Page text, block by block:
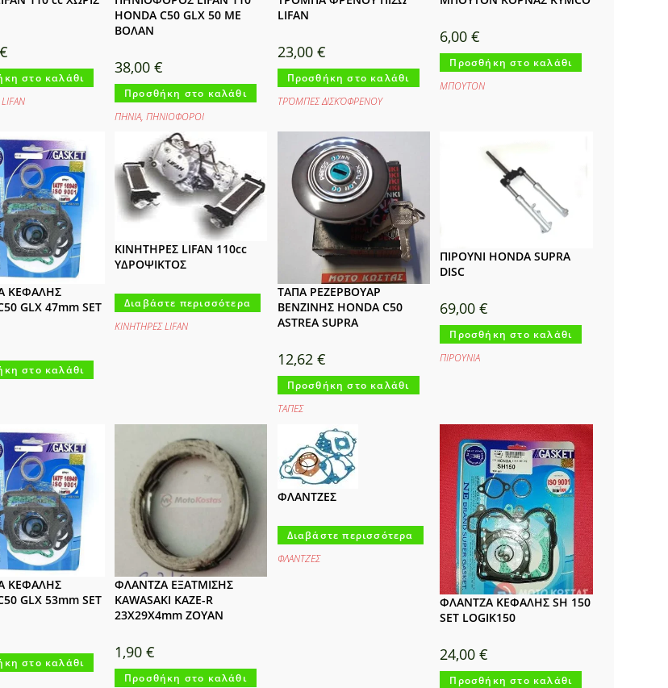
€
στο καλάθι
HONDA C50 GLX 50 ΜΕ
ΒΟΛΑΝ
38,00€
Προσθήκη στο καλάθι
ΠΗΝΙΑ,ΠΗΝΙΟΦΟΡΟΙ
LIFAN
23,00 €
Προσθήκη στο καλάθι
ΤΡΌΜΠΕΣ ΔΙΣΚΌΦΡΕΝΟΥ
6,00€
Προσθήκη στο καλάθι
ΜΠΟΥΤΟΝ
ΚΕΦΑΛΗΣ
GLX 47mm SET
στο καλάθι
ΚΙΝΗΤΗΡΕΣ LIFAN 110cc
ΥΔΡΟΨΙΚΤΟΣ
Διαβάστε περισσότερα
ΚΙΝΗΤΗΡΕΣ LIFAΝ
ΤΑΠΑ ΡΕΖΕΡΒΟΥΑΡ
ΒΕΝΖΙΝΗΣ HONDA C50
ASTREA SUPRA
12,62 €
Προσθήκη στο καλάθι
ΤΑΠΕΣ
ΠΙΡΟΥΝΙ HONDA SUPRA
DISC
69,00€
Προσθήκη στο καλάθι
ΠΙΡΟΥΝΙΑ
ΚΕΦΑΛΗΣ
GLX 53mm SET
στο καλάθι
ΦΛΑΝΤΖΑ ΕΞΑΤΜΙΣΗΣ
KAWASAKI KAZE-R
23X29X4mm ZOYAN
1,90€
Προσθήκη στο καλάθι
ΦΛΑΝΤΖΕΣ
Διαβάστε περισσότερα
ΦΛΑΝΤΖΕΣ
ΦΛΑΝΤΖΑ ΚΕΦΑΛΗΣ SH 150
SET LOGIK150
24,00€
Προσθήκη στο καλάθι